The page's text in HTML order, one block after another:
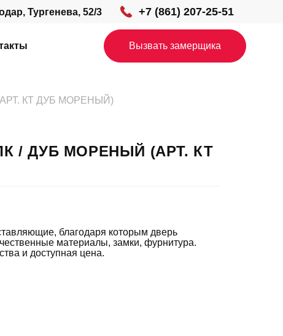
Тургенева, 52/3 +7 (861) 207-25-51
Вызвать замерщика
КТ ДУБ МОРЕНЫЙ)
/ ДУБ МОРЕНЫЙ (АРТ. КТ
благодаря которым дверь
материалы, замки, фурнитура.
и доступная цена.